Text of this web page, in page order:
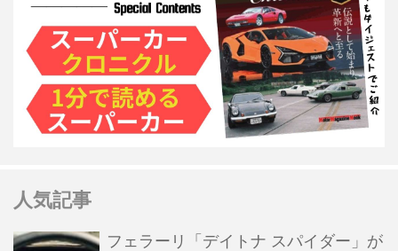
人気記事
フェラーリ「デイトナ スパイダー」が